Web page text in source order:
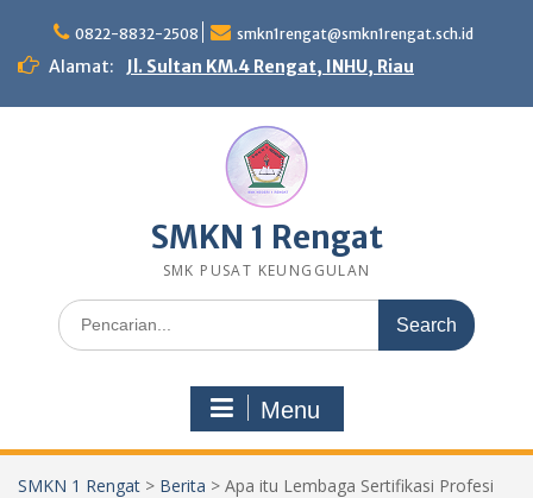
content
0822-8832-2508 smkn1rengat@smkn1rengat.sch.id
Alamat: Jl. Sultan KM.4 Rengat, INHU, Riau
SMKN 1 Rengat
SMK PUSAT KEUNGGULAN
Search
for:
Menu
SMKN 1 Rengat > Berita > Apa itu Lembaga Sertifikasi Profesi